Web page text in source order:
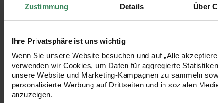
Zustimmung Details Über
Ihre Privatsphäre ist uns wichtig
Wenn Sie unsere Website besuchen und auf „Alle
verwenden wir Cookies, um Daten für aggregierte
unsere Website und Marketing-Kampagnen zu sammeln
personalisierte Werbung auf Drittseiten und in sozialen
anzuzeigen.
Schals und Mützen erhalten einen außergewöhnlichen edlen
Tragekomfort.
Material: 74% Alpaka, 22% Wolle, 4% Nylon
Lauflänge: 130 m/ 50 g
Nadelstärke: 6.0-7.0
Maschenprobe: 12 M und 18 R = 10 x 10 cm